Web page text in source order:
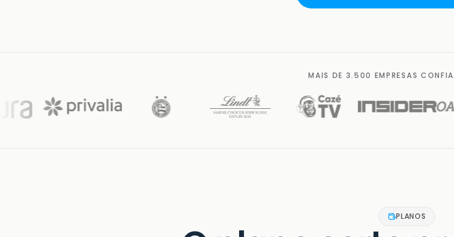
MAIS DE 3.500 EMPRESAS
PLANOS